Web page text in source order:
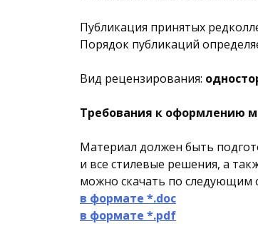
Публикация принятых
Порядок публикаций
Вид рецензирования:
Требования к оформлению
Материал должен быть
и все стилевые решения, а
можно скачать по следующим
в формате *.doc
в формате *.pdf